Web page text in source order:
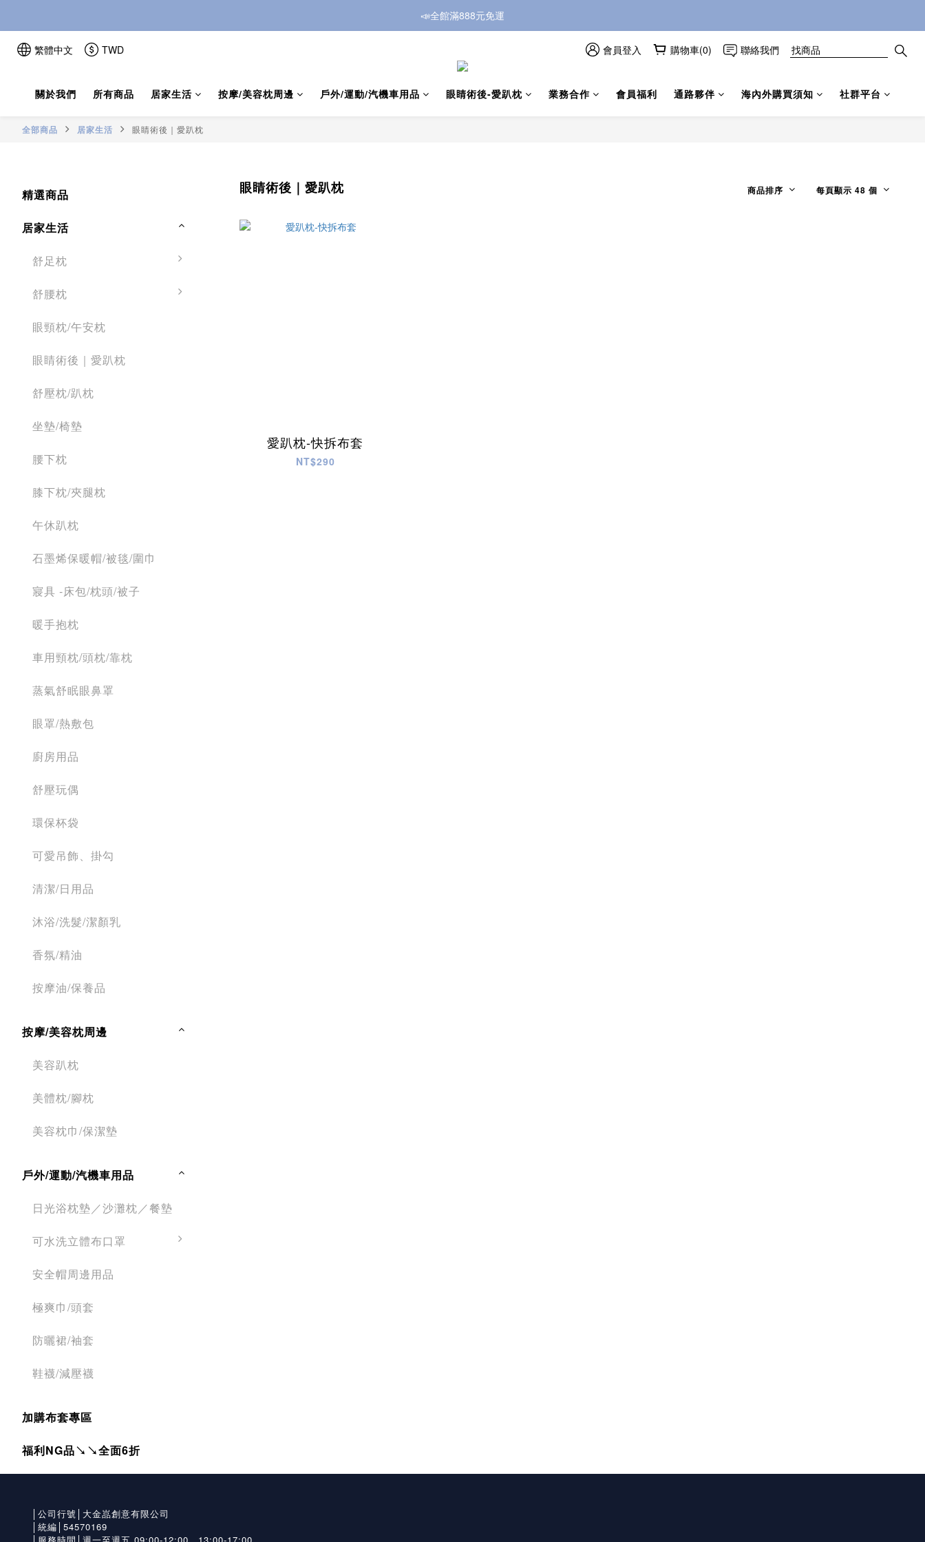
📣全館滿888元免運
繁體中文 TWD 會員登入 購物車(0) 聯絡我們
關於我們 所有商品 居家生活 按摩/美容枕周邊 戶外/運動/汽機車用品 眼睛術後-愛趴枕 業務合作 會員福利 通路夥伴 海內外購買須知 社群平台
全部商品 居家生活 眼睛術後｜愛趴枕
精選商品
居家生活
舒足枕
舒腰枕
眼頸枕/午安枕
眼睛術後｜愛趴枕
舒壓枕/趴枕
坐墊/椅墊
腰下枕
膝下枕/夾腿枕
午休趴枕
石墨烯保暖帽/被毯/圍巾
寢具 -床包/枕頭/被子
暖手抱枕
車用頸枕/頭枕/靠枕
蒸氣舒眠眼鼻罩
眼罩/熱敷包
廚房用品
舒壓玩偶
環保杯袋
可愛吊飾、掛勾
清潔/日用品
沐浴/洗髮/潔顏乳
香氛/精油
按摩油/保養品
按摩/美容枕周邊
美容趴枕
美體枕/腳枕
美容枕巾/保潔墊
戶外/運動/汽機車用品
日光浴枕墊／沙灘枕／餐墊
可水洗立體布口罩
安全帽周邊用品
極爽巾/頭套
防曬裙/袖套
鞋襪/減壓襪
加購布套專區
福利NG品↘↘全面6折
眼睛術後｜愛趴枕 商品排序 每頁顯示 48 個
愛趴枕-快拆布套
NT$290
│公司行號│大金嵓創意有限公司
│統編│54570169